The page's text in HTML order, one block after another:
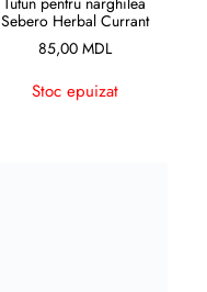
Sebero Herbal Currant
85,00 MDL
Stoc epuizat